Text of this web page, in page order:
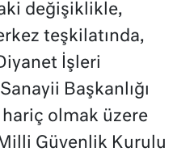
değişiklikle,
teşkilatında,
İşleri
Başkanlığı
hariç olmak üzere
Güvenlik Kurulu